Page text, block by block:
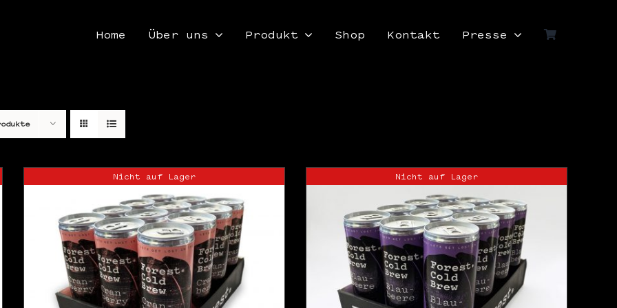
Home Über uns Produkt Shop Kontakt Presse
Nicht auf Lager Nicht auf Lager